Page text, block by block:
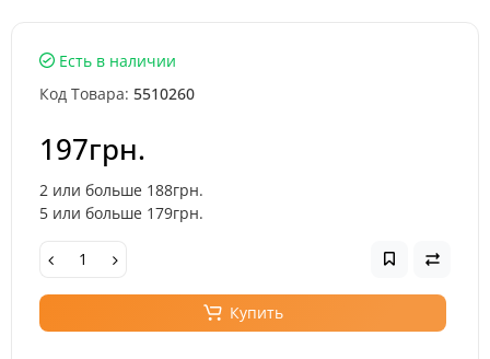
Есть в наличии
Код Товара: 5510260
197грн.
2 или больше 188грн.
5 или больше 179грн.
Купить